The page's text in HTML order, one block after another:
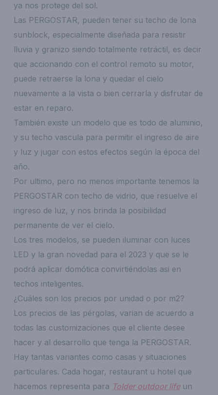
ya nos protege del sol.
Las PERGOSTAR, pueden tener su techo de lona
sunblock, especialmente diseñada para resistir
lluvia y granizo siendo totalmente retráctil, es decir
que accionando con el control remoto su motor,
puede retraerse la lona y quedar el cielo
nuevamente a la vista o bien cerrarla y disfrutar de
estar en reparo.
También existe un modelo que es todo de aluminio,
y su techo vascula para permitir el ingreso de aire
y luz y jugar con estos efectos según la época del
año.
Por ultimo, pero no menos importante tenemos la
PERGOSTAR con techo de vidrio, que resuelve el
ingreso de luz, y nos brinda la posibilidad
permanente de ver el cielo.
Los tres modelos, se pueden iluminar con luces
LED y la gran novedad para el 2023 y que se le
podrá aplicar domótica convirtiéndolas asi en
techos inteligentes.
¿Cuáles son los precios por unidad o por m2?
Los precios de las pérgolas, varian de acuerdo a
todas las customizaciones que el cliente desee
hacer y al desarrollo que tenga la PERGOSTAR.
Hay tantas variantes como casas y situaciones
particulares. Cada hogar, restaurant u hotel que
hacemos representa para Tolder outdoor lifeun